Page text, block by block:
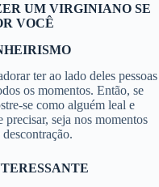
UM VIRGINIANO SE
VOCÊ
ter ao lado deles pessoas
os momentos. Então, se
se como alguém leal e
seja nos momentos